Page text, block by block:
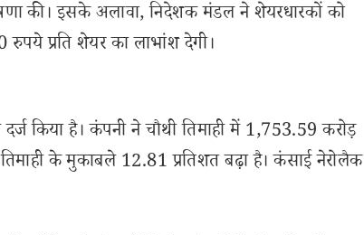
की। इसके अलावा, निदेशक मंडल ने शेयरधारकों को
प्रति शेयर का लाभांश देगी।
किया है। कंपनी ने चौथी तिमाही में 1,753.59 करोड़
के मुकाबले 12.81 प्रतिशत बढ़ा है। कंसाई नेरोलैक